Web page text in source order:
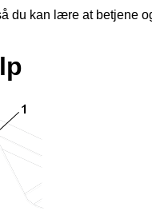
du kan lære at betjene